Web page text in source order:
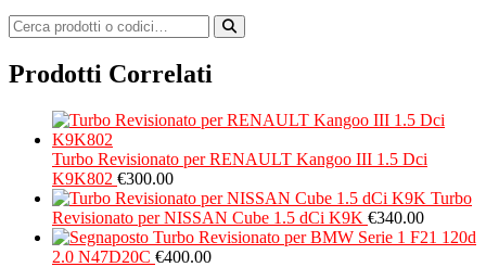
Prodotti Correlati
Turbo Revisionato per RENAULT Kangoo III 1.5 Dci
K9K802 €300.00
Turbo
Revisionato per NISSAN Cube 1.5 dCi K9K €340.00
Turbo Revisionato per BMW Serie 1 F21 120d
2.0 N47D20C €400.00